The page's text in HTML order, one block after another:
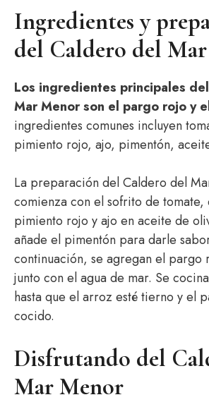
Ingredientes y
del Caldero del
Los ingredientes principales
Mar Menor son el pargo rojo y
ingredientes comunes incluyen
pimiento rojo, ajo, pimentón,
La preparación del Caldero del
comienza con el sofrito de tomate,
pimiento rojo y ajo en aceite de
añade el pimentón para darle
continuación, se agregan el pargo
junto con el agua de mar. Se
hasta que el arroz esté tierno y el
cocido.
Disfrutando del
Mar Menor